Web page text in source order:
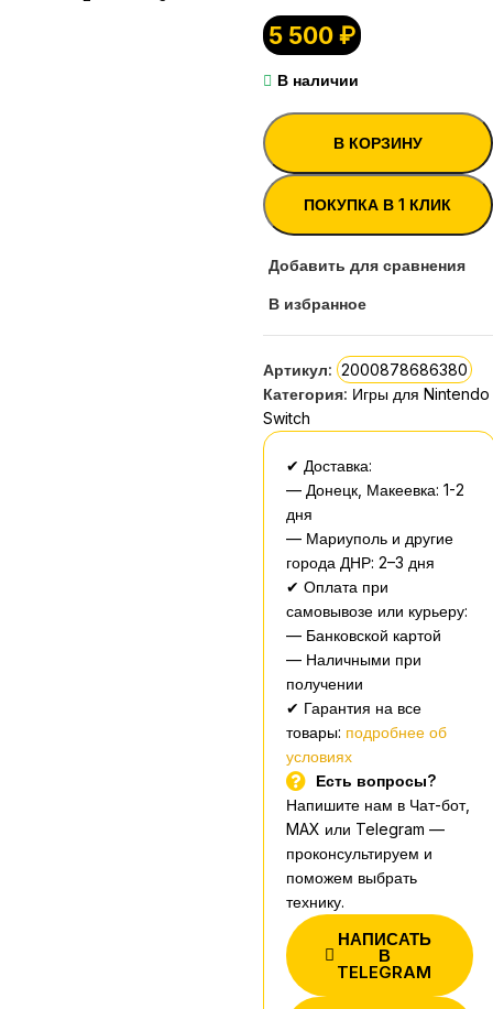
5 500₽
В наличии
В КОРЗИНУ
ПОКУПКА В 1 КЛИК
Добавить для сравнения
В избранное
Артикул: 2000878686380
Категория: Игры для Nintendo
Switch
✔ Доставка:
— Донецк, Макеевка: 1-2
дня
— Мариуполь и другие
города ДНР: 2–3 дня
✔ Оплата при
самовывозе или курьеру:
— Банковской картой
— Наличными при
получении
✔ Гарантия на все
товары: подробнее об
условиях
Есть вопросы?
Напишите нам в Чат-бот,
MAX или Telegram —
проконсультируем и
поможем выбрать
технику.
НАПИСАТЬ
В
TELEGRAM